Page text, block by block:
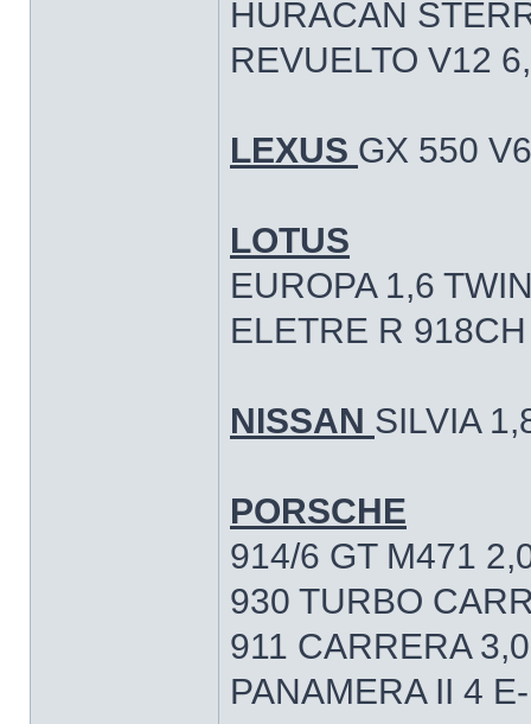
HURACAN
REVUELTO V12
LEXUS GX 550
LOTUS
EUROPA 1,6
ELETRE R
NISSAN SILVIA
PORSCHE
914/6 GT M471
930 TURBO
911 CARRERA
PANAMERA II 4